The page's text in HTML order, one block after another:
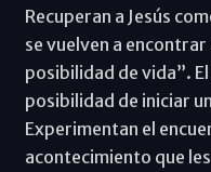
Recuperan a Jesús
se vuelven a encontrar
posibilidad de vida”.
posibilidad de iniciar
Experimentan el
acontecimiento que